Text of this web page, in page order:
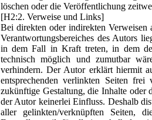
löschen oder die Veröffentlichung
[H2:2. Verweise und Links]
Bei direkten oder indirekten
Verantwortungsbereiches des Autors
in dem Fall in Kraft treten, in dem
technisch möglich und zumutbar
verhindern. Der Autor erklärt hiermit
entsprechenden verlinkten Seiten
zukünftige Gestaltung, die Inhalte oder
der Autor keinerlei Einfluss. Deshalb
aller gelinkten/verknüpften Seiten,